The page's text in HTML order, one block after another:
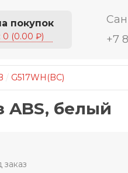
покупок
0 (0.00 ₽)
+7
G517WH(BC)
ABS, белый
заказ